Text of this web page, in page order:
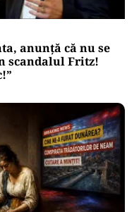
anunță că nu se
scandalul Fritz!